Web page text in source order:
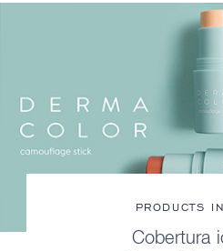
PRODUCTS
Cobertura